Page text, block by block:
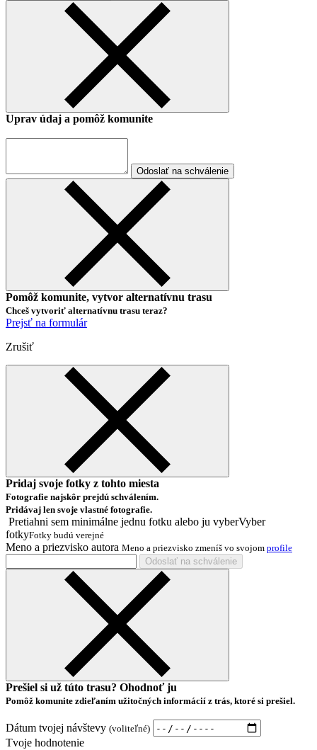
Uprav údaj a pomôž komunite
Odoslať na schválenie
Pomôž komunite, vytvor alternatívnu trasu
Chceš vytvoriť alternatívnu trasu teraz?
Prejsť na formulár
Zrušiť
Pridaj svoje fotky z tohto miesta
Fotografie najskôr prejdú schválením.
Pridávaj len svoje vlastné fotografie.
Pretiahni sem minimálne jednu fotku alebo ju vyberVyber
fotkyFotky budú verejné
Meno a priezvisko autora Meno a priezvisko zmeníš vo svojom profile
Odoslať na schválenie
Prešiel si už túto trasu? Ohodnoť ju
Pomôž komunite zdieľaním užitočných informácií z trás, ktoré si prešiel.
Dátum tvojej návštevy (voliteľné)
Tvoje hodnotenie